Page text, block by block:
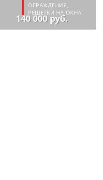
ОГРАЖДЕНИЯ,
РЕШЕТКИ НА ОКНА
140 000 руб.